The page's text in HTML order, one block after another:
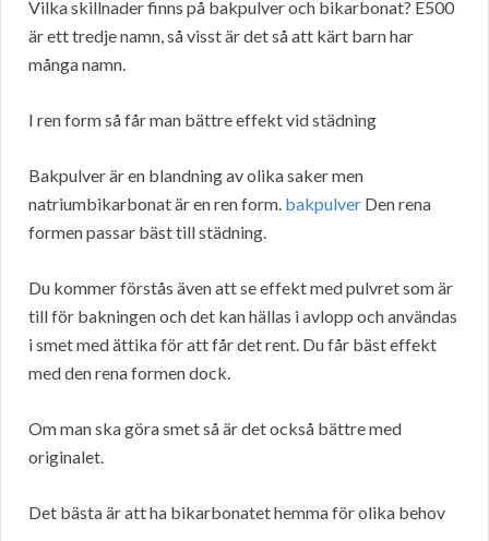
Vilka skillnader finns på bakpulver och bikarbonat? E500
är ett tredje namn, så visst är det så att kärt barn har
många namn.
I ren form så får man bättre effekt vid städning
Bakpulver är en blandning av olika saker men
natriumbikarbonat är en ren form. bakpulver Den rena
formen passar bäst till städning.
Du kommer förstås även att se effekt med pulvret som är
till för bakningen och det kan hällas i avlopp och användas
i smet med ättika för att får det rent. Du får bäst effekt
med den rena formen dock.
Om man ska göra smet så är det också bättre med
originalet.
Det bästa är att ha bikarbonatet hemma för olika behov